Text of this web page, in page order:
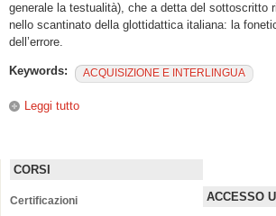
generale la testualità), che a detta del sottoscritto
nello scantinato della glottidattica italiana: la
dell’errore.
Keywords: ACQUISIZIONE E INTERLINGUA
Leggi tutto
CORSI
Certificazioni ACCESSO